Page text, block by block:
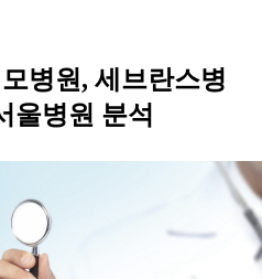
병원, 세브란스병
울병원 분석